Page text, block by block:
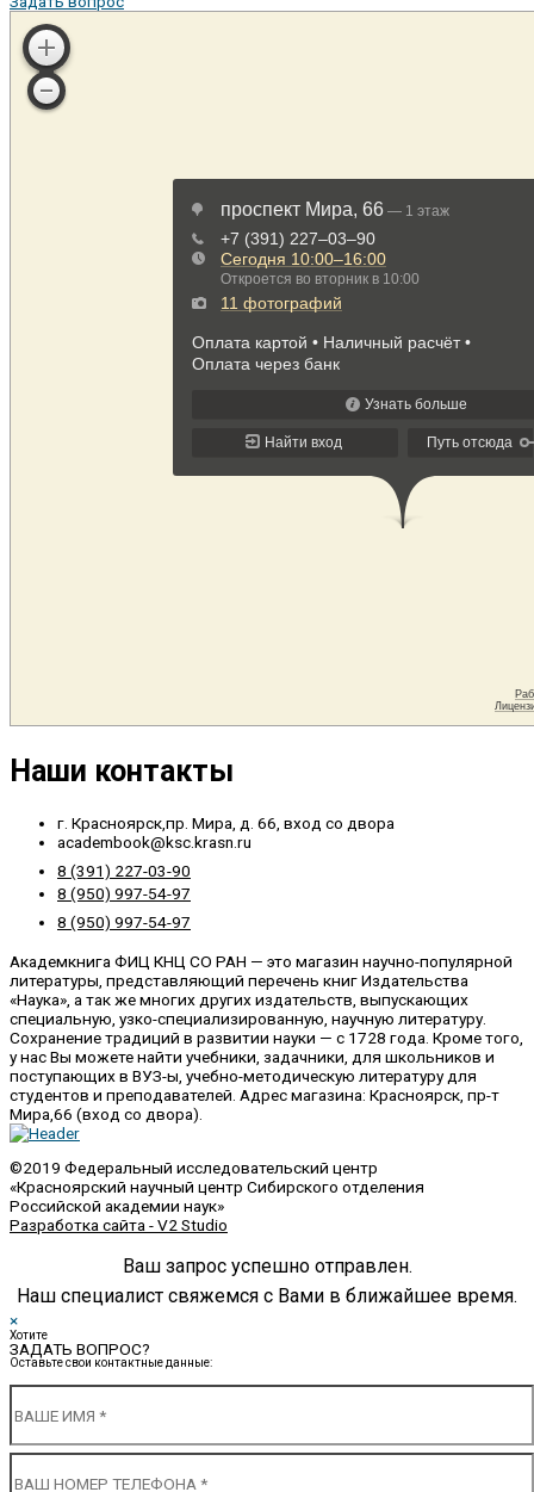
Наши контакты
г. Красноярск,пр. Мира, д. 66, вход со двора
academbook@ksc.krasn.ru
8 (391) 227-03-90
8 (950) 997-54-97
8 (950) 997-54-97
Академкнига ФИЦ КНЦ СО РАН — это магазин научно-популярной
литературы, представляющий перечень книг Издательства
«Наука», а так же многих других издательств, выпускающих
специальную, узко-специализированную, научную литературу.
Сохранение традиций в развитии науки — с 1728 года. Кроме того,
у нас Вы можете найти учебники, задачники, для школьников и
поступающих в ВУЗ-ы, учебно-методическую литературу для
студентов и преподавателей. Адрес магазина: Красноярск, пр-т
Мира,66 (вход со двора).
©2019 Федеральный исследовательский центр
«Красноярский научный центр Сибирского отделения
Российской академии наук»
Разработка сайта - V2 Studio
Ваш запрос успешно отправлен.
Наш специалист свяжемся с Вами в ближайшее время.
×
Хотите
ЗАДАТЬ ВОПРОС?
Оставьте свои контактные данные: